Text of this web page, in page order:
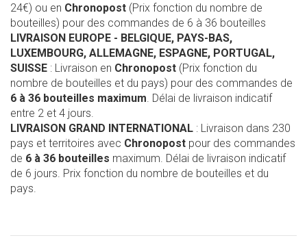
24€) ou en Chronopost (Prix fonction du nombre de
bouteilles) pour des commandes de 6 à 36 bouteilles
LIVRAISON EUROPE - BELGIQUE, PAYS-BAS,
LUXEMBOURG, ALLEMAGNE, ESPAGNE, PORTUGAL,
SUISSE : Livraison en Chronopost (Prix fonction du
nombre de bouteilles et du pays) pour des commandes de
6 à 36 bouteilles maximum. Délai de livraison indicatif
entre 2 et 4 jours.
LIVRAISON GRAND INTERNATIONAL : Livraison dans 230
pays et territoires avec Chronopost pour des commandes
de 6 à 36 bouteilles maximum. Délai de livraison indicatif
de 6 jours. Prix fonction du nombre de bouteilles et du
pays.